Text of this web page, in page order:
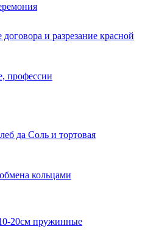
и разрезание красной
профессии
да Соль и тортовая
кольцами
20см пружинные